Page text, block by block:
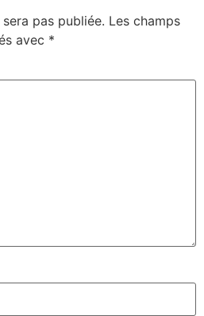
pas publiée. Les champs
avec *